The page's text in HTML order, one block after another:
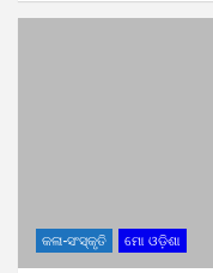
କଳା-ସଂସ୍କୃତି ମୋ ଓଡ଼ିଶା